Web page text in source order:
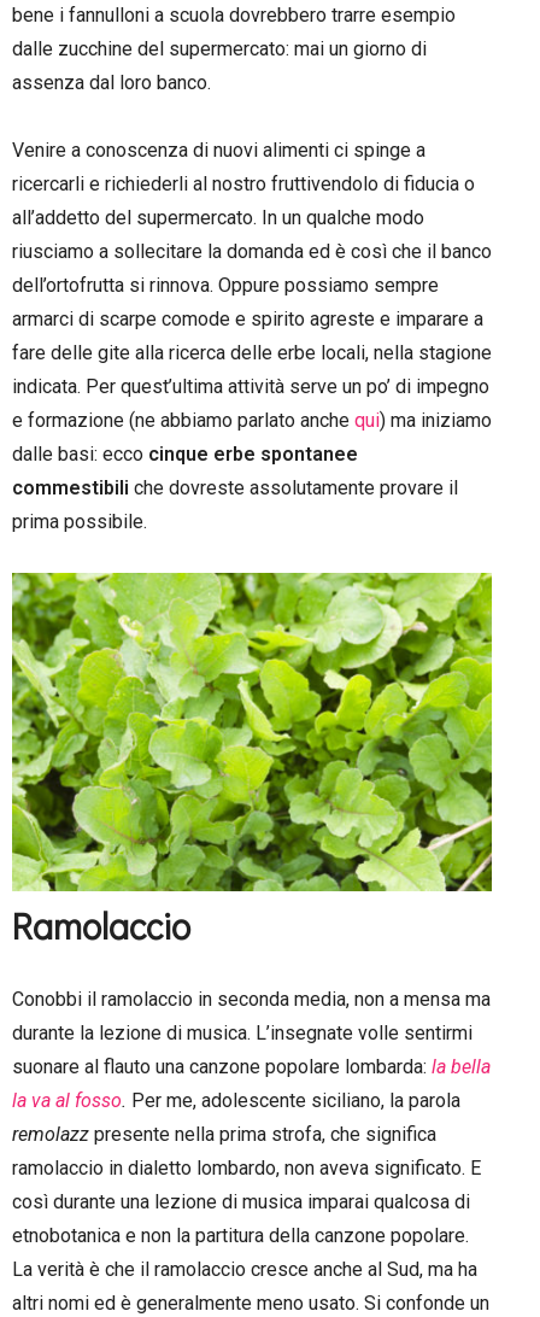
bene i fannulloni a scuola dovrebbero trarre esempio
dalle zucchine del supermercato: mai un giorno di
assenza dal loro banco.
Venire a conoscenza di nuovi alimenti ci spinge a
ricercarli e richiederli al nostro fruttivendolo di fiducia o
all’addetto del supermercato. In un qualche modo
riusciamo a sollecitare la domanda ed è così che il banco
dell’ortofrutta si rinnova. Oppure possiamo sempre
armarci di scarpe comode e spirito agreste e imparare a
fare delle gite alla ricerca delle erbe locali, nella stagione
indicata. Per quest’ultima attività serve un po’ di impegno
e formazione (ne abbiamo parlato anche qui) ma iniziamo
dalle basi: ecco cinque erbe spontanee
commestibili che dovreste assolutamente provare il
prima possibile.
Ramolaccio
Conobbi il ramolaccio in seconda media, non a mensa ma
durante la lezione di musica. L’insegnate volle sentirmi
suonare al flauto una canzone popolare lombarda: la bella
la va al fosso. Per me, adolescente siciliano, la parola
remolazz presente nella prima strofa, che significa
ramolaccio in dialetto lombardo, non aveva significato. E
così durante una lezione di musica imparai qualcosa di
etnobotanica e non la partitura della canzone popolare.
La verità è che il ramolaccio cresce anche al Sud, ma ha
altri nomi ed è generalmente meno usato. Si confonde un